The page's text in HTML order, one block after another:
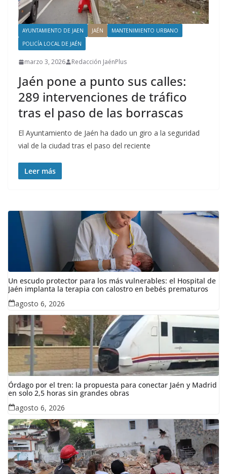
AYUNTAMIENTO DE JAEN JAÉN
MANTENIMIENTO URBANO
POLICÍA LOCAL DE JAÉN
marzo 3, 2026 Redacción JaénPlus
Jaén pone a punto sus calles:
289 intervenciones de tráfico
tras el paso de las borrascas
El Ayuntamiento de Jaén ha dado un giro a la seguridad
vial de la ciudad tras el paso del reciente
Leer más
Un escudo protector para los más vulnerables: el Hospital de
Jaén implanta la terapia con calostro en bebés prematuros
agosto 6, 2026
Órdago por el tren: la propuesta para conectar Jaén y Madrid
en solo 2,5 horas sin grandes obras
agosto 6, 2026